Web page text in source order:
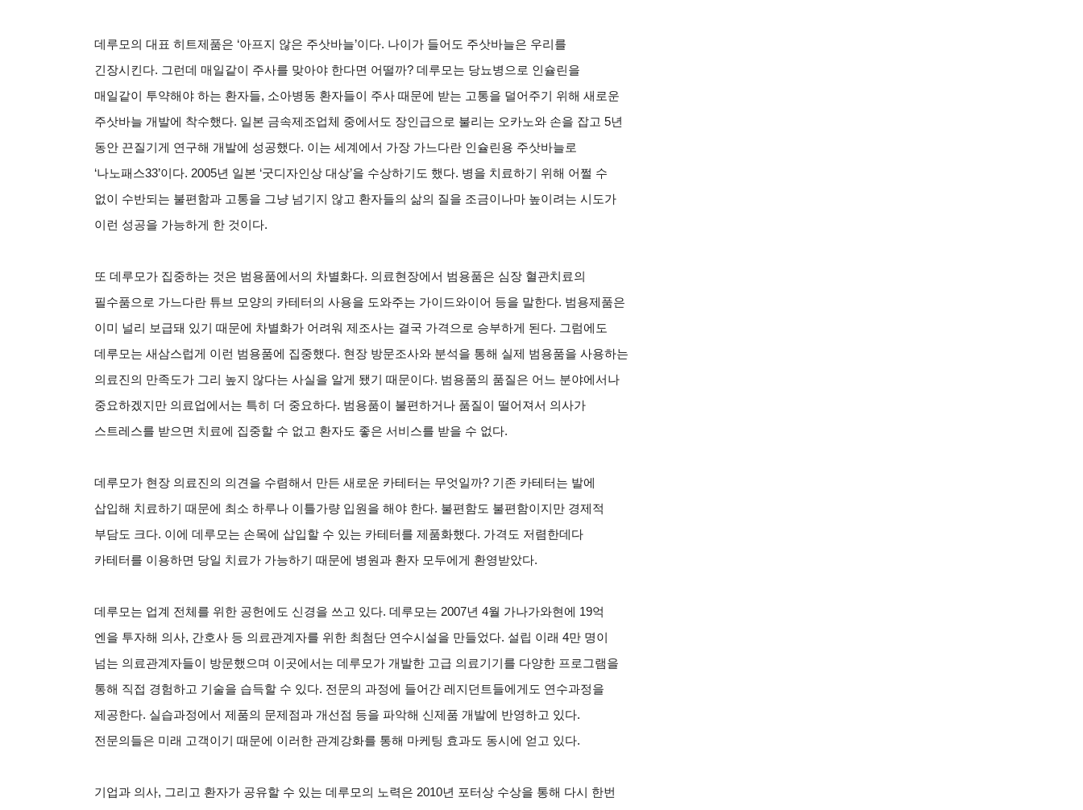
데루모의 대표 히트제품은 ‘아프지 않은 주삿바늘’이다. 나이가 들어도 주삿바늘은 우리를
긴장시킨다. 그런데 매일같이 주사를 맞아야 한다면 어떨까? 데루모는 당뇨병으로 인슐린을
매일같이 투약해야 하는 환자들, 소아병동 환자들이 주사 때문에 받는 고통을 덜어주기 위해 새로운
주삿바늘 개발에 착수했다. 일본 금속제조업체 중에서도 장인급으로 불리는 오카노와 손을 잡고 5년
동안 끈질기게 연구해 개발에 성공했다. 이는 세계에서 가장 가느다란 인슐린용 주삿바늘로
‘나노패스33’이다. 2005년 일본 ‘굿디자인상 대상’을 수상하기도 했다. 병을 치료하기 위해 어쩔 수
없이 수반되는 불편함과 고통을 그냥 넘기지 않고 환자들의 삶의 질을 조금이나마 높이려는 시도가
이런 성공을 가능하게 한 것이다.
또 데루모가 집중하는 것은 범용품에서의 차별화다. 의료현장에서 범용품은 심장 혈관치료의
필수품으로 가느다란 튜브 모양의 카테터의 사용을 도와주는 가이드와이어 등을 말한다. 범용제품은
이미 널리 보급돼 있기 때문에 차별화가 어려워 제조사는 결국 가격으로 승부하게 된다. 그럼에도
데루모는 새삼스럽게 이런 범용품에 집중했다. 현장 방문조사와 분석을 통해 실제 범용품을 사용하는
의료진의 만족도가 그리 높지 않다는 사실을 알게 됐기 때문이다. 범용품의 품질은 어느 분야에서나
중요하겠지만 의료업에서는 특히 더 중요하다. 범용품이 불편하거나 품질이 떨어져서 의사가
스트레스를 받으면 치료에 집중할 수 없고 환자도 좋은 서비스를 받을 수 없다.
데루모가 현장 의료진의 의견을 수렴해서 만든 새로운 카테터는 무엇일까? 기존 카테터는 발에
삽입해 치료하기 때문에 최소 하루나 이틀가량 입원을 해야 한다. 불편함도 불편함이지만 경제적
부담도 크다. 이에 데루모는 손목에 삽입할 수 있는 카테터를 제품화했다. 가격도 저렴한데다
카테터를 이용하면 당일 치료가 가능하기 때문에 병원과 환자 모두에게 환영받았다.
데루모는 업계 전체를 위한 공헌에도 신경을 쓰고 있다. 데루모는 2007년 4월 가나가와현에 19억
엔을 투자해 의사, 간호사 등 의료관계자를 위한 최첨단 연수시설을 만들었다. 설립 이래 4만 명이
넘는 의료관계자들이 방문했으며 이곳에서는 데루모가 개발한 고급 의료기기를 다양한 프로그램을
통해 직접 경험하고 기술을 습득할 수 있다. 전문의 과정에 들어간 레지던트들에게도 연수과정을
제공한다. 실습과정에서 제품의 문제점과 개선점 등을 파악해 신제품 개발에 반영하고 있다.
전문의들은 미래 고객이기 때문에 이러한 관계강화를 통해 마케팅 효과도 동시에 얻고 있다.
기업과 의사, 그리고 환자가 공유할 수 있는 데루모의 노력은 2010년 포터상 수상을 통해 다시 한번